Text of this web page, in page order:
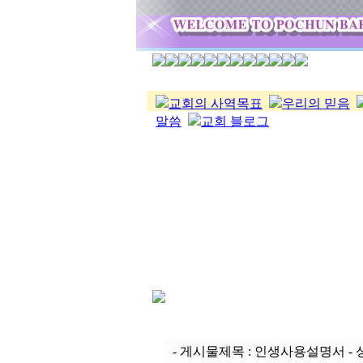
- 게시물제목 : 인생사용설명서 -
교회의 사역목표
우리의 믿음
말씀
교회 블로그